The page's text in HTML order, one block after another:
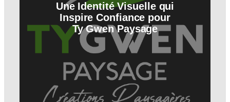
Une Identité Visuelle qui
Inspire Confiance pour
Ty Gwen Paysage